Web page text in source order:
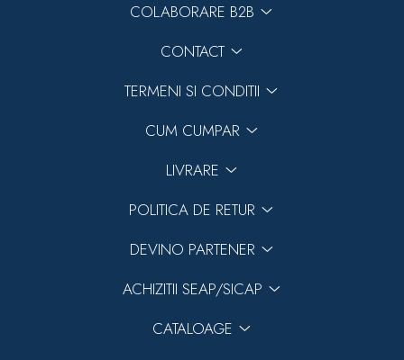
COLABORARE B2B
CONTACT
TERMENI SI CONDITII
CUM CUMPAR
LIVRARE
POLITICA DE RETUR
DEVINO PARTENER
ACHIZITII SEAP/SICAP
CATALOAGE